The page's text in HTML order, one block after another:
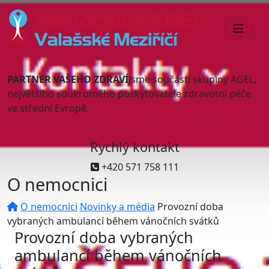
PARTNER VAŠEHO ZDRAVÍJsme součástí skupiny AGEL,
největšího soukromého poskytovatele zdravotní péče
ve střední Evropě.
Rychlý kontakt
+420 571 758 111
O nemocnici
O nemocnici Novinky a média Provozní doba
vybraných ambulancí během vánočních svátků
Provozní doba vybraných
ambulancí během vánočních